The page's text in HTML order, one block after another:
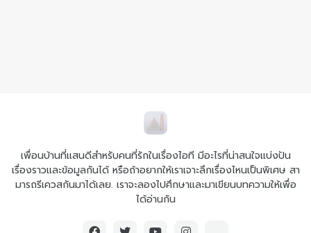
เพื่อนบ้านที่แสนดีสำหรับคนที่รักในเรื่องไอที มีอะไรที่น่าสนใจแบ่งปัน
เรื่องราวและข้อมูลกันได้ หรือถ้าอยากให้เราเจาะลึกเรื่องไหนเป็นพิเศษ สา
มารถรีเควสกันมาได้เลย. เราจะลองไปศึกษาและมาเขียนบทความให้เพื่อ
ได้อ่านกัน